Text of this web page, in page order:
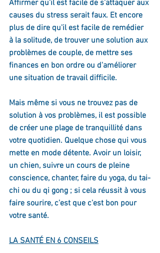
Affirmer qu'il est facile de s'attaquer aux
causes du stress serait faux. Et encore
plus de dire qu'il est facile de remédier
à la solitude, de trouver une solution aux
problèmes de couple, de mettre ses
finances en bon ordre ou d'améliorer
une situation de travail difficile.
Mais même si vous ne trouvez pas de
solution à vos problèmes, il est possible
de créer une plage de tranquillité dans
votre quotidien. Quelque chose qui vous
mette en mode détente. Avoir un loisir,
un chien, suivre un cours de pleine
conscience, chanter, faire du yoga, du tai-
chi ou du qi gong ; si cela réussit à vous
faire sourire, c'est que c'est bon pour
votre santé.
LA SANTÉ EN 6 CONSEILS